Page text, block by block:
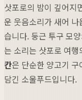
삿포로의 밤이 깊어지
운 웃음소리가 새어
습니다. 둥근 투구 모
는 소리는 삿포로 여
칸은 단순한 양고기
담긴 소울푸드입니다.